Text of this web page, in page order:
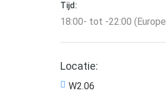
Tijd:
18:00- tot -22:00
Locatie:
W2.06